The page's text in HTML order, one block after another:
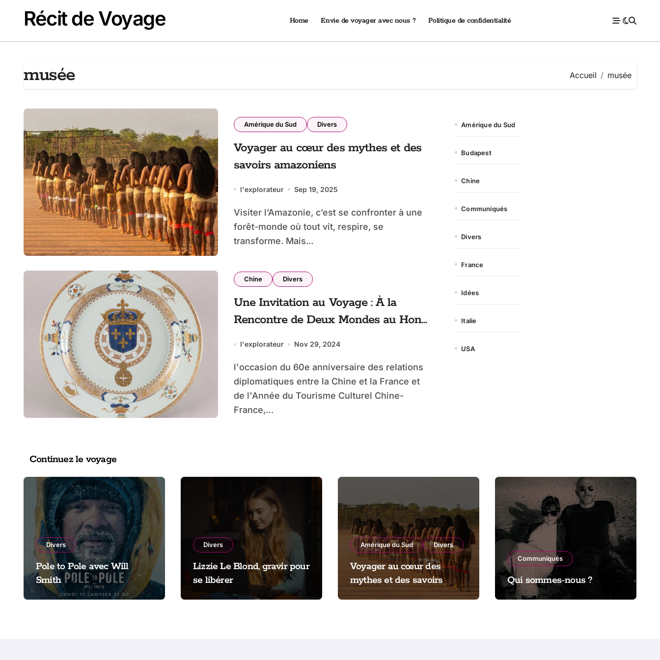
contenuRécit de Voyage Home Envie de voyager avec nous ? Politique de confidentialité
musée Accueil musée
Amérique du Sud Divers
Voyager au cœur des mythes et des
savoirs amazoniens
l'explorateur Sep 19, 2025
Visiter l’Amazonie, c’est se confronter à une
forêt-monde où tout vit, respire, se
transforme. Mais...
Chine Divers
Une Invitation au Voyage : À la
Rencontre de Deux Mondes au Hong
l'explorateur Nov 29, 2024
l'occasion du 60e anniversaire des relations
diplomatiques entre la Chine et la France et
de l'Année du Tourisme Culturel Chine-
France,…
Amérique du Sud
Budapest
Chine
Communiqués
Divers
France
Idées
Italie
USA
Continuez le voyage
Divers
Pole to Pole avec Will
Smith
Divers
Lizzie Le Blond, gravir pour
se libérer
Amérique du Sud Divers
Voyager au cœur des
mythes et des savoirs
amazoniens
Communiqués
Qui sommes-nous ?